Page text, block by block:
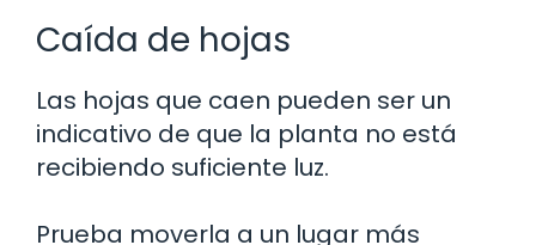
Caída de hojas
Las hojas que caen pueden ser un
indicativo de que la planta no está
recibiendo suficiente luz.
Prueba moverla a un lugar más